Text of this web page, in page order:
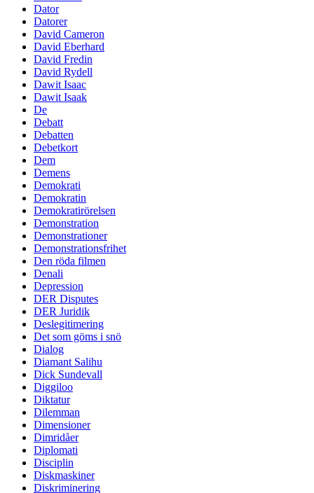
Dator
Datorer
David Cameron
David Eberhard
David Fredin
David Rydell
Dawit Isaac
Dawit Isaak
De
Debatt
Debatten
Debetkort
Dem
Demens
Demokrati
Demokratin
Demokratirörelsen
Demonstration
Demonstrationer
Demonstrationsfrihet
Den röda filmen
Denali
Depression
DER Disputes
DER Juridik
Deslegitimering
Det som göms i snö
Dialog
Diamant Salihu
Dick Sundevall
Diggiloo
Diktatur
Dilemman
Dimensioner
Dimridåer
Diplomati
Disciplin
Diskmaskiner
Diskriminering